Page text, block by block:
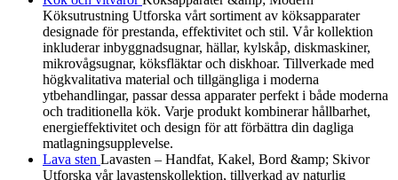
Köksutrustning Utforska vårt sortiment av köksapparater
designade för prestanda, effektivitet och stil. Vår kollektion
inkluderar inbyggnadsugnar, hällar, kylskåp, diskmaskiner,
mikrovågsugnar, köksfläktar och diskhoar. Tillverkade med
högkvalitativa material och tillgängliga i moderna
ytbehandlingar, passar dessa apparater perfekt i både moderna
och traditionella kök. Varje produkt kombinerar hållbarhet,
energieffektivitet och design för att förbättra din dagliga
matlagningsupplevelse.
Lava sten Lavasten – Handfat, Kakel, Bord &amp; Skivor
Utforska vår lavastenskollektion, tillverkad av naturlig